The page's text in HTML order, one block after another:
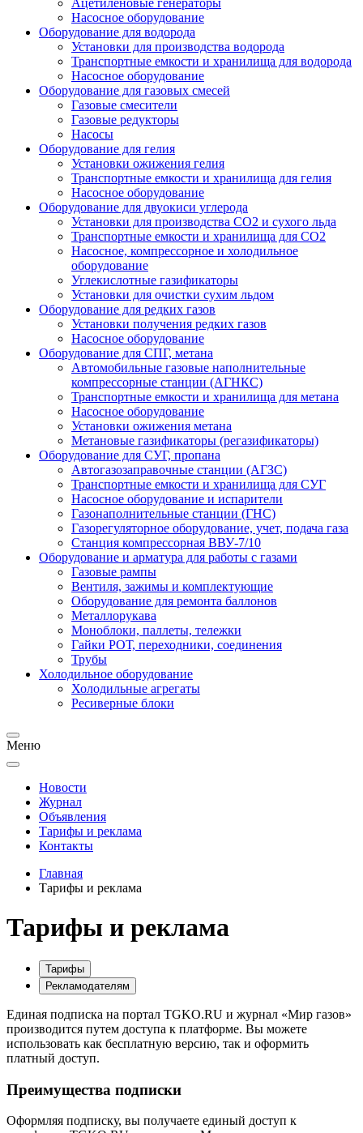
Ацетиленовые генераторы
Насосное оборудование
Оборудование для водорода
Установки для производства водорода
Транспортные емкости и хранилища для водорода
Насосное оборудование
Оборудование для газовых смесей
Газовые смесители
Газовые редукторы
Насосы
Оборудование для гелия
Установки ожижения гелия
Транспортные емкости и хранилища для гелия
Насосное оборудование
Оборудование для двуокиси углерода
Установки для производства СО2 и сухого льда
Транспортные емкости и хранилища для CO2
Насосное, компрессорное и холодильное
оборудование
Углекислотные газификаторы
Установки для очистки сухим льдом
Оборудование для редких газов
Установки получения редких газов
Насосное оборудование
Оборудование для СПГ, метана
Автомобильные газовые наполнительные
компрессорные станции (АГНКС)
Транспортные емкости и хранилища для метана
Насосное оборудование
Установки ожижения метана
Метановые газификаторы (регазификаторы)
Оборудование для СУГ, пропана
Автогазозаправочные станции (АГЗС)
Транспортные емкости и хранилища для СУГ
Насосное оборудование и испарители
Газонаполнительные станции (ГНС)
Газорегуляторное оборудование, учет, подача газа
Станция компрессорная ВВУ-7/10
Оборудование и арматура для работы с газами
Газовые рампы
Вентиля, зажимы и комплектующие
Оборудование для ремонта баллонов
Металлорукава
Моноблоки, паллеты, тележки
Гайки РОТ, переходники, соединения
Трубы
Холодильное оборудование
Холодильные агрегаты
Ресиверные блоки
Меню
Новости
Журнал
Объявления
Тарифы и реклама
Контакты
Главная
Тарифы и реклама
Тарифы и реклама
Тарифы
Рекламодателям
Единая подписка на портал TGKO.RU и журнал «Мир газов»
производится путем доступа к платформе. Вы можете
использовать как бесплатную версию, так и оформить
платный доступ.
Преимущества подписки
Оформляя подписку, вы получаете единый доступ к